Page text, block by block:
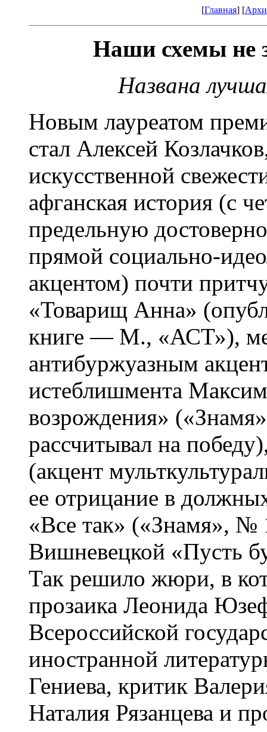
[Главная] [
Наши схемы не
Названа
Новым лауреатом
стал Алексей
искусственной
афганская история (с
предельную
прямой социально-
акцентом) почти
«Товарищ Анна»
книге — М., «АСТ»),
антибуржуазным
истеблишмента
возрождения»
рассчитывал на
(акцент
ее отрицание в
«Все так» («Знамя»,
Вишневецкой «Пусть
Так решило жюри, в
прозаика Леонида
Всероссийской
иностранной
Гениева, критик
Наталия Рязанцева и